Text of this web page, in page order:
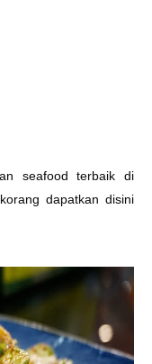
seafood terbaik di
dapatkan disini